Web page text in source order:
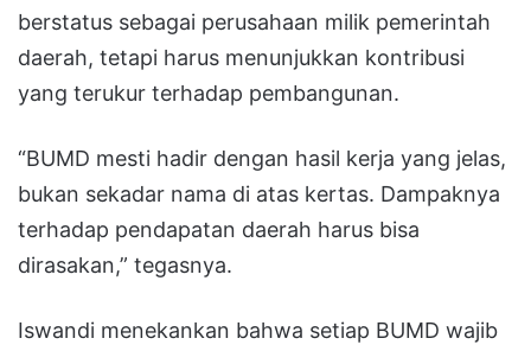
berstatus sebagai perusahaan milik pemerintah
daerah, tetapi harus menunjukkan kontribusi
yang terukur terhadap pembangunan.
“BUMD mesti hadir dengan hasil kerja yang jelas,
bukan sekadar nama di atas kertas. Dampaknya
terhadap pendapatan daerah harus bisa
dirasakan,” tegasnya.
Iswandi menekankan bahwa setiap BUMD wajib